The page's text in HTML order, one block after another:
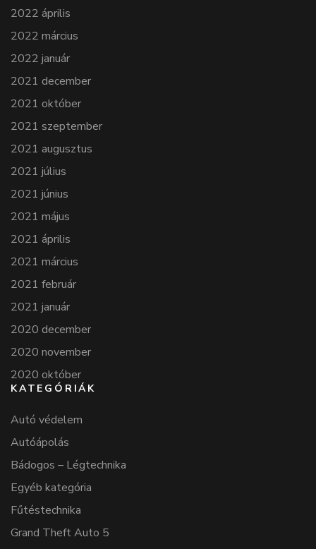
2022 április
2022 március
2022 január
2021 december
2021 október
2021 szeptember
2021 augusztus
2021 július
2021 június
2021 május
2021 április
2021 március
2021 február
2021 január
2020 december
2020 november
2020 október
KATEGÓRIÁK
Autó védelem
Autóápolás
Bádogos – Légtechnika
Egyéb kategória
Fűtéstechnika
Grand Theft Auto 5